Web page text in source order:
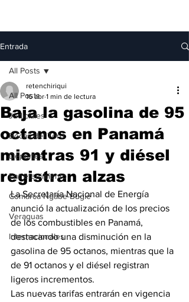
Entrada
All Posts
Judiciales
Bocas del Toro
Deportes
Entretenimiento
Comarca Ngäbe-Buglé
Veraguas
Internacionales
All Posts
Baja la gasolina de 95
octanos en Panamá
mientras 91 y diésel
registran alzas
retenchiriqui
16 abr 1 min de lectura
La Secretaría Nacional de Energía
anunció la actualización de los precios
de los combustibles en Panamá,
destacando una disminución en la
gasolina de 95 octanos, mientras que la
de 91 octanos y el diésel registran
ligeros incrementos.
Las nuevas tarifas entrarán en vigencia